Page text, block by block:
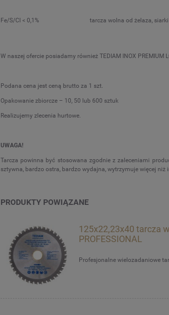
Fe/S/Cl < 0,1% tarcza wolna od żelaza,
W naszej ofercie posiadamy również TEDIAM INOX PREMIUM
Podana cena jest ceną brutto za 1 szt.
Opakowanie zbiorcze – 10, 50 lub 600 sztuk
Realizujemy zlecenia hurtowe.
UWAGA!
Tarcza powinna być stosowana zgodnie z zaleceniami
sztywna, bardzo ostra, bardzo wydajna, wytrzymuje więcej niż
PRODUKTY POWIĄZANE
125x22,23x40 tarcza
PROFESSIONAL
Profesjonalne wielozadaniowe